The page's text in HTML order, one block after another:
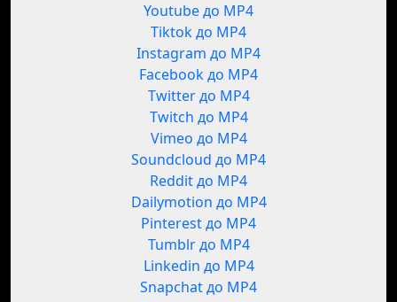
Youtube до MP4
Tiktok до MP4
Instagram до MP4
Facebook до MP4
Twitter до MP4
Twitch до MP4
Vimeo до MP4
Soundcloud до MP4
Reddit до MP4
Dailymotion до MP4
Pinterest до MP4
Tumblr до MP4
Linkedin до MP4
Snapchat до MP4